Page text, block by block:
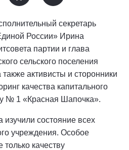
секретарь
России» Ирина
партии и глава
сельского поселения
активисты и сторонники
качества капитального
№ 1 «Красная Шапочка».
изучили состояние всех
учреждения. Особое
качеству